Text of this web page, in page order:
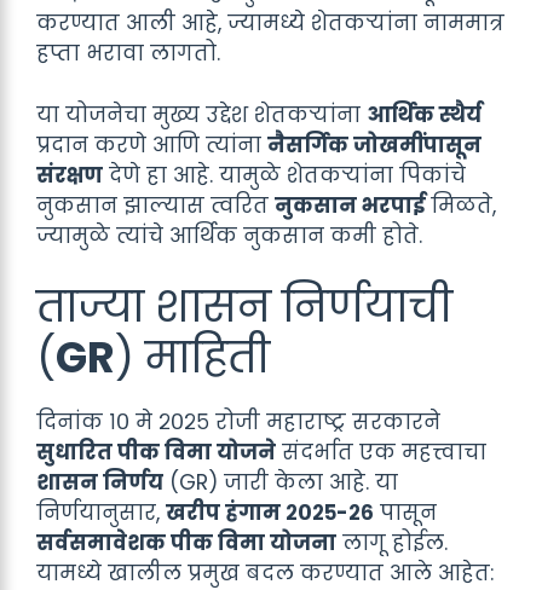
करण्यात आली आहे, ज्यामध्ये शेतकऱ्यांना नाममात्र
हप्ता भरावा लागतो.
या योजनेचा मुख्य उद्देश शेतकऱ्यांना आर्थिक स्थैर्य
प्रदान करणे आणि त्यांना नैसर्गिक जोखमींपासून
संरक्षण देणे हा आहे. यामुळे शेतकऱ्यांना पिकांचे
नुकसान झाल्यास त्वरित नुकसान भरपाईमिळते,
ज्यामुळे त्यांचे आर्थिक नुकसान कमी होते.
ताज्या शासन निर्णयाची
(GR) माहिती
दिनांक १० मे २०२५ रोजी महाराष्ट्र सरकारने
सुधारित पीक विमा योजने संदर्भात एक महत्त्वाचा
शासन निर्णय (GR) जारी केला आहे. या
निर्णयानुसार, खरीप हंगाम २०२५-२६ पासून
सर्वसमावेशक पीक विमा योजना लागू होईल.
यामध्ये खालील प्रमुख बदल करण्यात आले आहेत: